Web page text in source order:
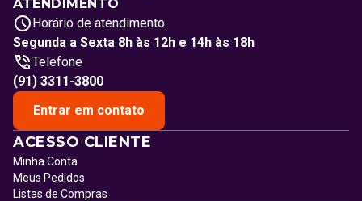
ATENDIMENTO
Horário de atendimento
Segunda a Sexta 8h às 12h e 14h às 18h
Telefone
(91) 3311-3800
Entrar em contato
ACESSO CLIENTE
Minha Conta
Meus Pedidos
Listas de Compras